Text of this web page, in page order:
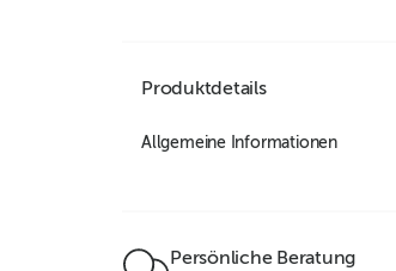
Produktdetails
Allgemeine Informationen
Persönliche Beratung